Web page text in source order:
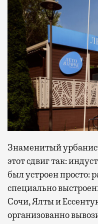
Знаменитый
этот сдвиг так:
был устроен просто:
специально
Сочи, Ялты и
организованно